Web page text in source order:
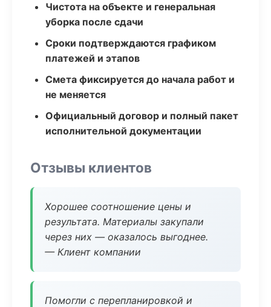
Чистота на объекте и генеральная
уборка после сдачи
Сроки подтверждаются графиком
платежей и этапов
Смета фиксируется до начала работ и
не меняется
Официальный договор и полный пакет
исполнительной документации
Отзывы клиентов
Хорошее соотношение цены и
результата. Материалы закупали
через них — оказалось выгоднее.
— Клиент компании
Помогли с перепланировкой и